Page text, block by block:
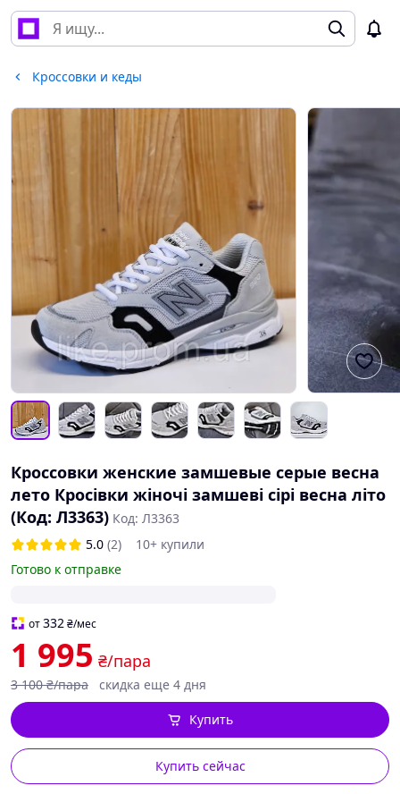
Кроссовки и кеды
Кроссовки женские замшевые серые весна
лето Кросівки жіночі замшеві сірі весна літо
(Код: Л3363) Код: Л3363
5.0 (2)
10+ купили
Готово к отправке
от332₴/мес
1 995 ₴/пара
3 100 ₴/пара скидка еще 4 дня
Купить сейчас
Купить